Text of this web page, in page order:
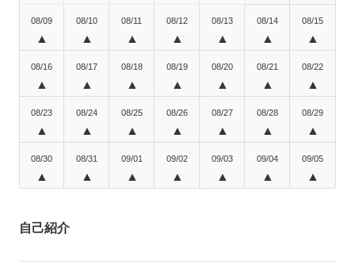
08/09
▲
08/10
▲
08/11
▲
08/12
▲
08/13
▲
08/14
▲
08/15
▲
08/16
▲
08/17
▲
08/18
▲
08/19
▲
08/20
▲
08/21
▲
08/22
▲
08/23
▲
08/24
▲
08/25
▲
08/26
▲
08/27
▲
08/28
▲
08/29
▲
08/30
▲
08/31
▲
09/01
▲
09/02
▲
09/03
▲
09/04
▲
09/05
▲
自己紹介